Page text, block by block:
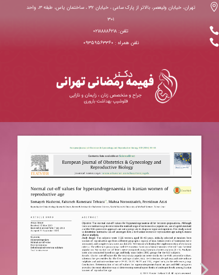

تهران، خیابان ولیعصر، بالاتر از پارک ساعی ، خیابان ۳۲ ، ساختمان یاس، طبقه ۳، واحد
۳۰۱
 تلفن: ۰۲۱۸۸۸۸۶۲۱۸
 نلفن همراه : ۰۹۳۵۹۵۶۳۳۶۰